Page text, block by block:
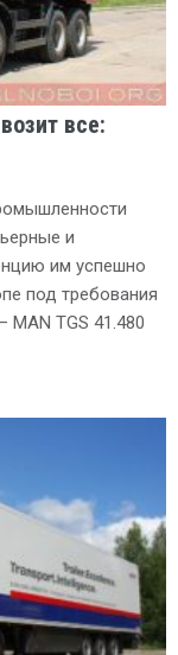
все:
и
им успешно
под требования
MAN TGS 41.480